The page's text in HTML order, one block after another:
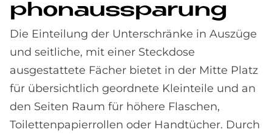
phon­aus­spa­rung
Die Einteilung der Unterschränke in Auszüge
und seitliche, mit einer Steckdose
ausgestattete Fächer bietet in der Mitte Platz
für übersichtlich geordnete Kleinteile und an
den Seiten Raum für höhere Flaschen,
Toilettenpapierrollen oder Handtücher. Durch